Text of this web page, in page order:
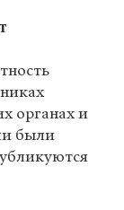
органах и
были